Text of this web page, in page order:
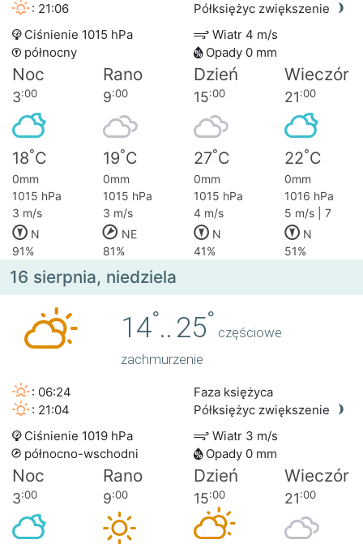
: 21:06
Półksiężyc zwiększenie
Ciśnienie 1015 hPa
Wiatr 4 m/s
północny
Opady 0 mm
Noc Rano Dzień Wieczór
3:00 9:00 15:00 21:00
18°C 19°C 27°C 22°C
0mm 0mm 0mm
0mm
1015 hPa
1015 hPa 1015 hPa
1016 hPa
3 m/s
3 m/s 4 m/s
5 m/s | 7
N
NE N
N
91%
81% 41% 51%
16 sierpnia, niedziela
14°.. 25°
częściowe
zachmurzenie
: 06:24
: 21:04
Faza księżyca
Półksiężyc zwiększenie
Ciśnienie 1019 hPa
Wiatr 3 m/s
północno-wschodni
Opady 0 mm
Noc Rano Dzień Wieczór
3:00 9:00 15:00 21:00